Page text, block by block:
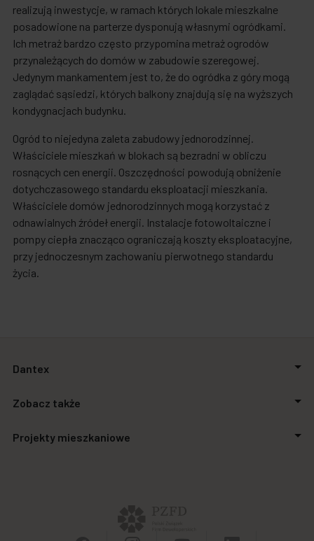
realizują inwestycje, w ramach których lokale mieszkalne
posadowione na parterze dysponują własnymi ogródkami.
Ich metraż bardzo często przypomina metraż ogrodów
przynależących do domów w zabudowie szeregowej.
Jedynym mankamentem jest to, że do ogródka z góry mogą
zaglądać sąsiedzi, których balkony znajdują się na wyższych
kondygnacjach budynku.
Ogród to niejedyna zaleta zabudowy jednorodzinnej.
Właściciele mieszkań w blokach są bezradni w obliczu
rosnących cen energii. Oszczędności powodują obniżenie
dotychczasowego standardu eksploatacji mieszkania.
Właściciele domów jednorodzinnych mogą korzystać z
odnawialnych źródeł energii. Instalacje fotowoltaiczne i
pompy ciepła znacząco ograniczają koszty eksploatacyjne,
przy jednoczesnym zachowaniu pierwotnego standardu
życia.
Dantex
Relacje inwestorskie
Biuro prasowe
Zobacz także
Zakupimy grunty
Projekty mieszkaniowe